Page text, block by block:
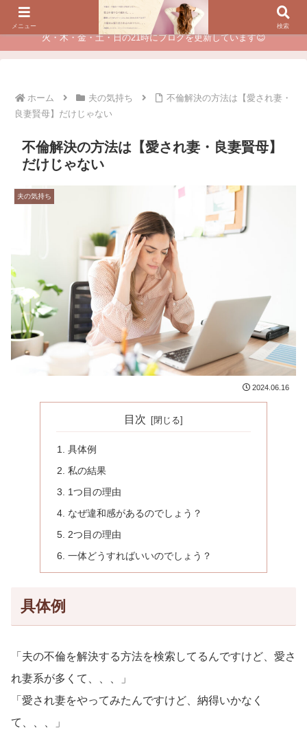
夫に不倫されたつらい経験が、あなたのチャンスに変わるカウンセリング
火・木・金・土・日の21時にブログを更新しています😊
ホーム 夫の気持ち
不倫解決の方法は【愛され妻・
良妻賢母】だけじゃない
不倫解決の方法は【愛され妻・良妻賢母】
だけじゃない
夫の気持ち
2024.06.16
目次
具体例
私の結果
1つ目の理由
なぜ違和感があるのでしょう？
2つ目の理由
一体どうすればいいのでしょう？
具体例
「夫の不倫を解決する方法を検索してるんですけど、愛さ
れ妻系が多くて、、、」
「愛され妻をやってみたんですけど、納得いかなく
て、、、」
メニュー 検索